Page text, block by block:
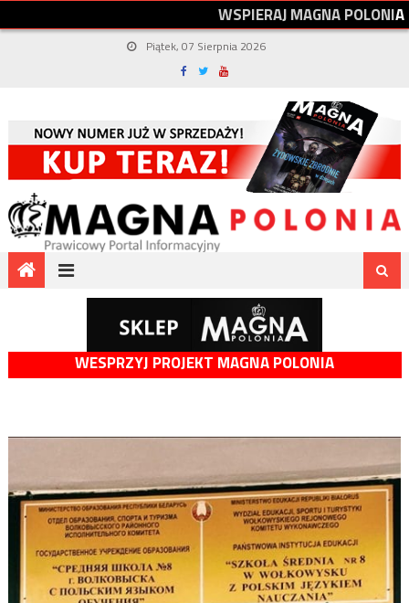
WSPIERAJMAGNAPOLONIA
Piątek, 07 Sierpnia 2026
WESPRZYJ PROJEKT MAGNA POLONIA